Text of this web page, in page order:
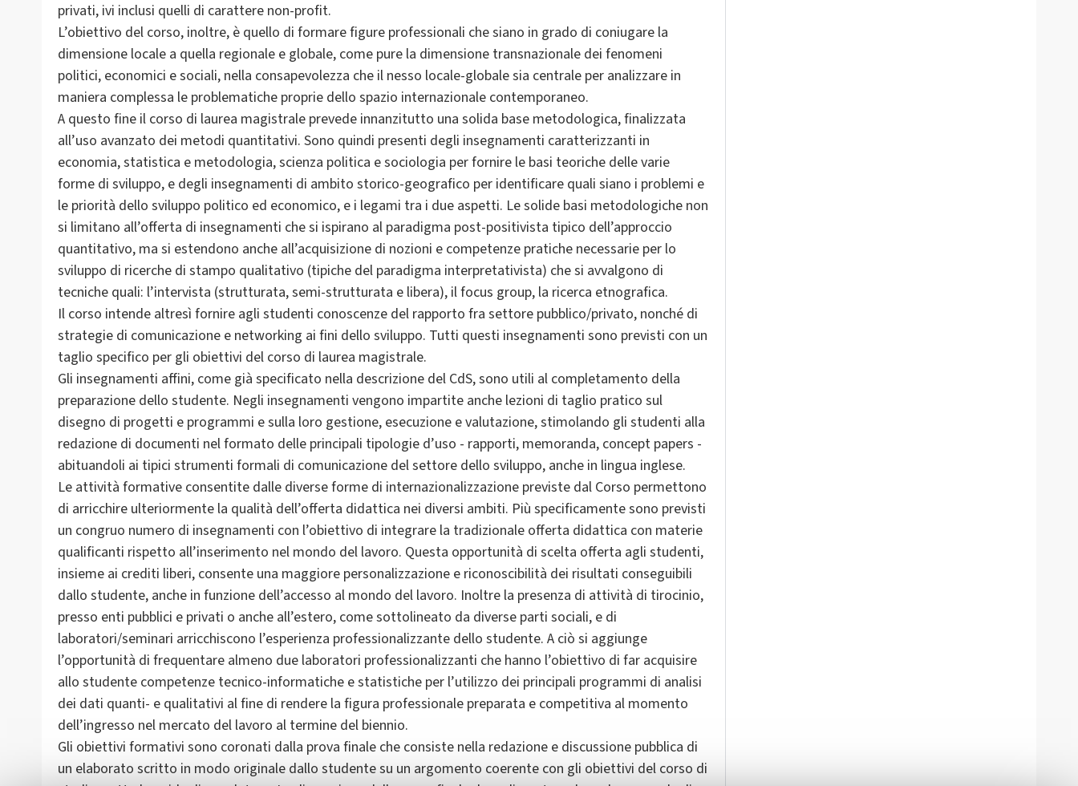
privati, ivi inclusi quelli di carattere non-profit.
L’obiettivo del corso, inoltre, è quello di formare figure professionali che siano in grado di coniugare la
dimensione locale a quella regionale e globale, come pure la dimensione transnazionale dei fenomeni
politici, economici e sociali, nella consapevolezza che il nesso locale-globale sia centrale per analizzare in
maniera complessa le problematiche proprie dello spazio internazionale contemporaneo.
A questo fine il corso di laurea magistrale prevede innanzitutto una solida base metodologica, finalizzata
all’uso avanzato dei metodi quantitativi. Sono quindi presenti degli insegnamenti caratterizzanti in
economia, statistica e metodologia, scienza politica e sociologia per fornire le basi teoriche delle varie
forme di sviluppo, e degli insegnamenti di ambito storico-geografico per identificare quali siano i problemi e
le priorità dello sviluppo politico ed economico, e i legami tra i due aspetti. Le solide basi metodologiche non
si limitano all’offerta di insegnamenti che si ispirano al paradigma post-positivista tipico dell’approccio
quantitativo, ma si estendono anche all’acquisizione di nozioni e competenze pratiche necessarie per lo
sviluppo di ricerche di stampo qualitativo (tipiche del paradigma interpretativista) che si avvalgono di
tecniche quali: l’intervista (strutturata, semi-strutturata e libera), il focus group, la ricerca etnografica.
Il corso intende altresì fornire agli studenti conoscenze del rapporto fra settore pubblico/privato, nonché di
strategie di comunicazione e networking ai fini dello sviluppo. Tutti questi insegnamenti sono previsti con un
taglio specifico per gli obiettivi del corso di laurea magistrale.
Gli insegnamenti affini, come già specificato nella descrizione del CdS, sono utili al completamento della
preparazione dello studente. Negli insegnamenti vengono impartite anche lezioni di taglio pratico sul
disegno di progetti e programmi e sulla loro gestione, esecuzione e valutazione, stimolando gli studenti alla
redazione di documenti nel formato delle principali tipologie d’uso - rapporti, memoranda, concept papers -
abituandoli ai tipici strumenti formali di comunicazione del settore dello sviluppo, anche in lingua inglese.
Le attività formative consentite dalle diverse forme di internazionalizzazione previste dal Corso permettono
di arricchire ulteriormente la qualità dell’offerta didattica nei diversi ambiti. Più specificamente sono previsti
un congruo numero di insegnamenti con l’obiettivo di integrare la tradizionale offerta didattica con materie
qualificanti rispetto all’inserimento nel mondo del lavoro. Questa opportunità di scelta offerta agli studenti,
insieme ai crediti liberi, consente una maggiore personalizzazione e riconoscibilità dei risultati conseguibili
dallo studente, anche in funzione dell’accesso al mondo del lavoro. Inoltre la presenza di attività di tirocinio,
presso enti pubblici e privati o anche all’estero, come sottolineato da diverse parti sociali, e di
laboratori/seminari arricchiscono l’esperienza professionalizzante dello studente. A ciò si aggiunge
l’opportunità di frequentare almeno due laboratori professionalizzanti che hanno l’obiettivo di far acquisire
allo studente competenze tecnico-informatiche e statistiche per l’utilizzo dei principali programmi di analisi
dei dati quanti- e qualitativi al fine di rendere la figura professionale preparata e competitiva al momento
dell’ingresso nel mercato del lavoro al termine del biennio.
Gli obiettivi formativi sono coronati dalla prova finale che consiste nella redazione e discussione pubblica di
un elaborato scritto in modo originale dallo studente su un argomento coerente con gli obiettivi del corso di